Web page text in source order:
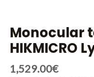
Monocular
HIKMICRO
1,529.00€